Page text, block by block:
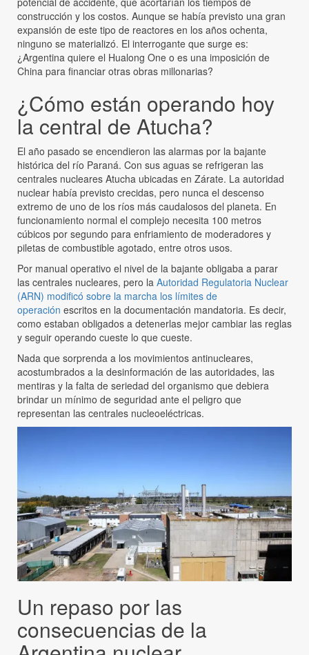
construcción y los costos. Aunque se había previsto una gran
expansión de este tipo de reactores en los años ochenta,
ninguno se materializó. El interrogante que surge es:
¿Argentina quiere el Hualong One o es una imposición de
China para financiar otras obras millonarias?
¿Cómo están operando hoy
la central de Atucha?
El año pasado se encendieron las alarmas por la bajante
histórica del río Paraná. Con sus aguas se refrigeran las
centrales nucleares Atucha ubicadas en Zárate. La autoridad
nuclear había previsto crecidas, pero nunca el descenso
extremo de uno de los ríos más caudalosos del planeta. En
funcionamiento normal el complejo necesita 100 metros
cúbicos por segundo para enfriamiento de moderadores y
piletas de combustible agotado, entre otros usos.
Por manual operativo el nivel de la bajante obligaba a parar
las centrales nucleares, pero la Autoridad Regulatoria Nuclear
(ARN) modificó sobre la marcha los límites de
operación escritos en la documentación mandatoria. Es decir,
como estaban obligados a detenerlas mejor cambiar las reglas
y seguir operando cueste lo que cueste.
Nada que sorprenda a los movimientos antinucleares,
acostumbrados a la desinformación de las autoridades, las
mentiras y la falta de seriedad del organismo que debiera
brindar un mínimo de seguridad ante el peligro que
representan las centrales nucleoeléctricas.
Un repaso por las
consecuencias de la